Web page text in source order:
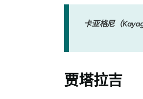
卡亚格尼（
贾塔拉吉